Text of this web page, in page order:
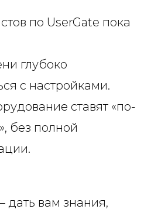
по UserGate пока
глубоко
с настройками.
ставят «по-
без полной
дать вам знания,